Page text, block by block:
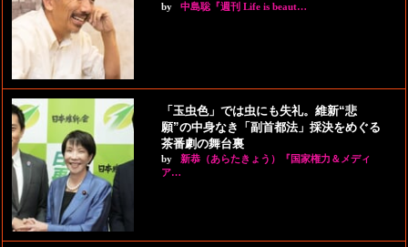
by 中島聡『週刊 Life is beaut…
「玉虫色」では虫にも失礼。維新“悲
願”の中身なき「副首都法」採決をめぐる
茶番劇の舞台裏
by
新恭（あらたきょう）『国家権力＆メディ
ア…